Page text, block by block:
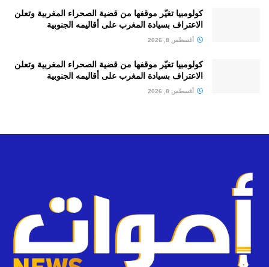
كولومبيا تغيّر موقفها من قضية الصحراء المغربية وتعلن
الاعتراف بسيادة المغرب على أقاليمه الجنوبية
أغسطس 8, 2026
كولومبيا تغيّر موقفها من قضية الصحراء المغربية وتعلن
الاعتراف بسيادة المغرب على أقاليمه الجنوبية
أغسطس 8, 2026